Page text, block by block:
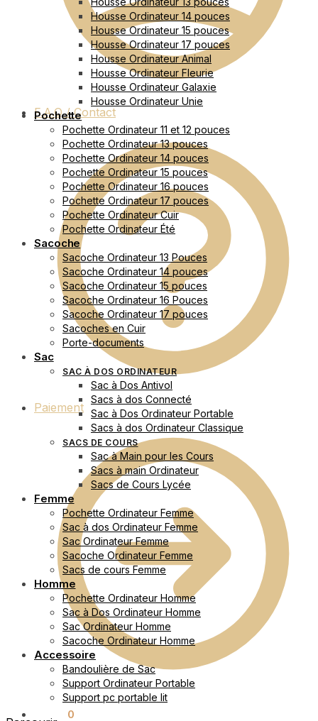
F.A.Q / Contact
Paiement
0
Housse Ordinateur 14 pouces
Housse Ordinateur 15 pouces
Housse Ordinateur 17 pouces
Housse Ordinateur Animal
Housse Ordinateur Fleurie
Housse Ordinateur Galaxie
Housse Ordinateur Unie
Pochette
Pochette Ordinateur 11 et 12 pouces
Pochette Ordinateur 13 pouces
Pochette Ordinateur 14 pouces
Pochette Ordinateur 15 pouces
Pochette Ordinateur 16 pouces
Pochette Ordinateur 17 pouces
Pochette Ordinateur Cuir
Pochette Ordinateur Été
Sacoche
Sacoche Ordinateur 13 Pouces
Sacoche Ordinateur 14 pouces
Sacoche Ordinateur 15 pouces
Sacoche Ordinateur 16 Pouces
Sacoche Ordinateur 17 pouces
Sacoches en Cuir
Porte-documents
Sac
SAC À DOS ORDINATEUR
Sac à Dos Antivol
Sacs à dos Connecté
Sac à Dos Ordinateur Portable
Sacs à dos Ordinateur Classique
SACS DE COURS
Sac à Main pour les Cours
Sacs à main Ordinateur
Sacs de Cours Lycée
Femme
Pochette Ordinateur Femme
Sac à dos Ordinateur Femme
Sac Ordinateur Femme
Sacoche Ordinateur Femme
Sacs de cours Femme
Homme
Pochette Ordinateur Homme
Sac à Dos Ordinateur Homme
Sac Ordinateur Homme
Sacoche Ordinateur Homme
Accessoire
Bandoulière de Sac
Support Ordinateur Portable
Support pc portable lit